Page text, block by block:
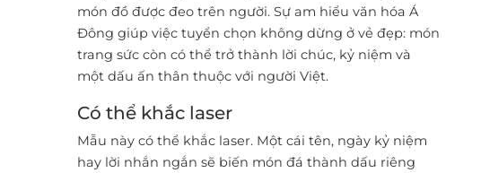
món đồ được đeo trên người. Sự am hiểu văn hóa Á
Đông giúp việc tuyển chọn không dừng ở vẻ đẹp: món
trang sức còn có thể trở thành lời chúc, kỷ niệm và
một dấu ấn thân thuộc với người Việt.
Có thể khắc laser
Mẫu này có thể khắc laser. Một cái tên, ngày kỷ niệm
hay lời nhắn ngắn sẽ biến món đá thành dấu riêng